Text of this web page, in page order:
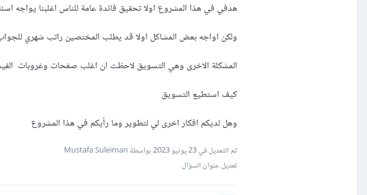
هدفي في هذا المشروع اولا تحقيق فائدة عامة للناس اغلبنا يواجه
ولكن اواجه بعض المشاكل اولا قد يطلب المختصين راتب شهري للجواب
المشكلة الاخرى وهي التسويق لاحظت ان اغلب صفحات وغروبات
كيف استطيع التسويق
وهل لديكم افكار اخرى لي لتطوير وما رأيكم في هذا المشروع
تم التعديل في23 يونيو 2023
بواسطة Mustafa Suleiman
تعديل عنوان السؤال